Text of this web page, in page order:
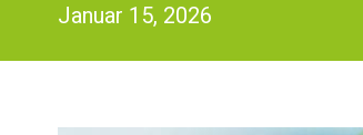
Januar 15, 2026